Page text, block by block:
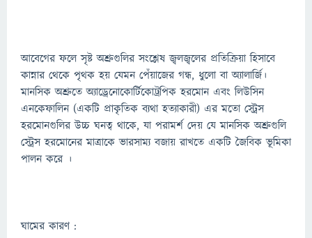
আবেগের ফলে সৃষ্ট অশ্রুগুলির সংশ্লেষ জ্বলজ্বলের প্রতিক্রিয়া হিসাবে
কান্নার থেকে পৃথক হয় যেমন পেঁয়াজের গন্ধ, ধুলো বা অ্যালার্জি।
মানসিক অশ্রুতে অ্যাড্রেনোকোর্টিকোট্রপিক হরমোন এবং লিউসিন
এনকেফালিন (একটি প্রাকৃতিক ব্যথা হত্যাকারী) এর মতো স্ট্রেস
হরমোনগুলির উচ্চ ঘনত্ব থাকে, যা পরামর্শ দেয় যে মানসিক অশ্রুগুলি
স্ট্রেস হরমোনের মাত্রাকে ভারসাম্য বজায় রাখতে একটি জৈবিক ভূমিকা
পালন করে ।
ঘামের কারণ :